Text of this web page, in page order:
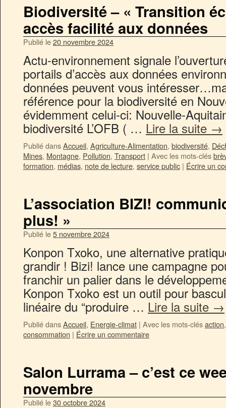
Biodiversité – « Transition
accès facilité aux données
Publié le20 novembre 2024
Actu-environnement signale
portails d’accès aux données
données peuvent vous
référence pour la biodiversité en
évidemment celui-ci: Nouvelle-
biodiversité L’OFB ( … Lire la suite →
Publié dansAccueil, Agriculture-Alimentation, biodiversité,
Mines, Montagne, Pollution, Transport | Avec les mots-clés
formation, médias, note de lecture, service public | Écrire un
L’association BIZI!
plus! »
Publié le5 novembre 2024
Konpon Txoko, une alternative
grandir ! Bizi! lance une campagne
franchir un palier dans le
Konpon Txoko est un outil pour
linéaire du “produire … Lire la suite →
Publié dansAccueil, Energie-climat | Avec les mots-clésaction
consommation | Écrire un commentaire
Salon Lurrama – c’est ce
novembre
Publié le30 octobre 2024